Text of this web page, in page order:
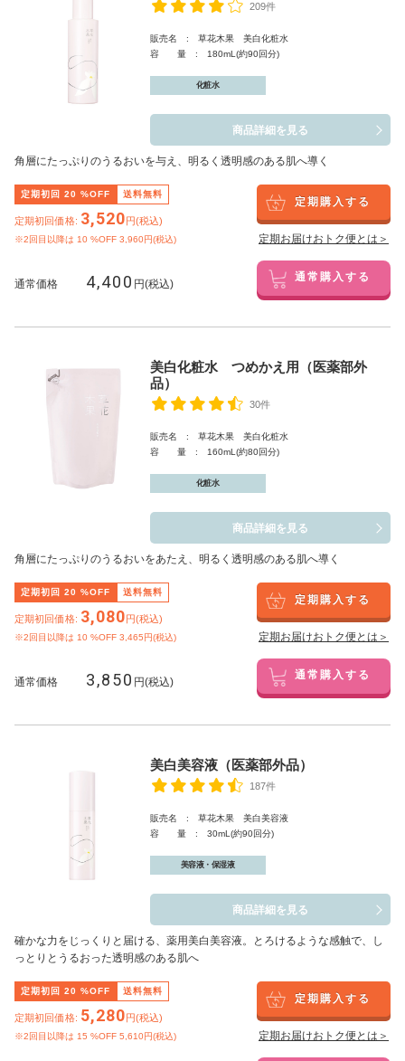
209件
販売名 : 草花木果 美白化粧水
容 量 : 180mL(約90回分)
化粧水
商品詳細を見る
角層にたっぷりのうるおいを与え、明るく透明感のある肌へ導く
定期初回 20 %OFF 送料無料
定期初回価格: 3,520円(税込)
※2回目以降は 10 %OFF 3,960円(税込)
定期購入する
定期お届けおトク便とは＞
通常価格 4,400 円(税込) 通常購入する
美白化粧水 つめかえ用（医薬部外
品）
30件
販売名 : 草花木果 美白化粧水
容 量 : 160mL(約80回分)
化粧水
商品詳細を見る
角層にたっぷりのうるおいをあたえ、明るく透明感のある肌へ導く
定期初回 20 %OFF 送料無料
定期初回価格: 3,080円(税込)
※2回目以降は 10 %OFF 3,465円(税込)
定期購入する
定期お届けおトク便とは＞
通常価格 3,850 円(税込) 通常購入する
美白美容液（医薬部外品）
187件
販売名 : 草花木果 美白美容液
容 量 : 30mL(約90回分)
美容液・保湿液
商品詳細を見る
確かな力をじっくりと届ける、薬用美白美容液。とろけるような感触で、し
っとりとうるおった透明感のある肌へ
定期初回 20 %OFF 送料無料
定期初回価格: 5,280円(税込)
※2回目以降は 15 %OFF 5,610円(税込)
定期購入する
定期お届けおトク便とは＞